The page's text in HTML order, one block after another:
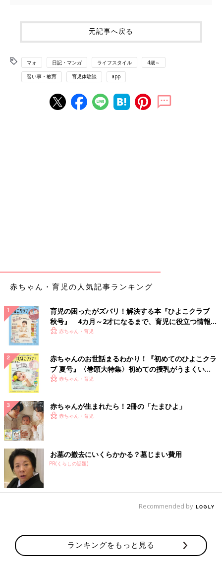
元記事へ戻る
マォ 日記・マンガ ライフスタイル 4歳～
習い事・教育 育児体験談 app
赤ちゃん・育児の人気記事ランキング
育児の困ったがズバリ！解決する本『ひよこクラブ
秋号』 4カ月～2才になるまで、育児に役立つ情報が
いっぱい！
赤ちゃん・育児
赤ちゃんのお世話まるわかり！『初めてのひよこクラ
ブ 夏号』〈巻頭大特集〉初めての授乳がうまくい
く！ おっぱい・ミルクの基本と夏のトラブル 解決テ
赤ちゃん・育児
赤ちゃんが生まれたら！2冊の「たまひよ」
赤ちゃん・育児
お墓の撤去にいくらかかる？墓じまい費用
PR(くらしの話題)
Recommended by
ランキングをもっと見る